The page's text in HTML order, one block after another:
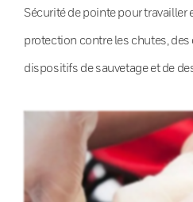
Sécurité de pointe pour travailler
protection contre les chutes, des
dispositifs de sauvetage et de